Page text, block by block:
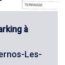
à
Les-